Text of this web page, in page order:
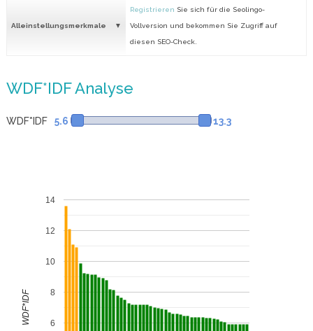
Alleinstellungsmerkmale
Registrieren Sie sich für die Seolingo-
Vollversion und bekommen Sie Zugriff auf
diesen SEO-Check.
WDF*IDF Analyse
WDF*IDF 5.6 13.3
6
8
10
12
14
WDF*IDF